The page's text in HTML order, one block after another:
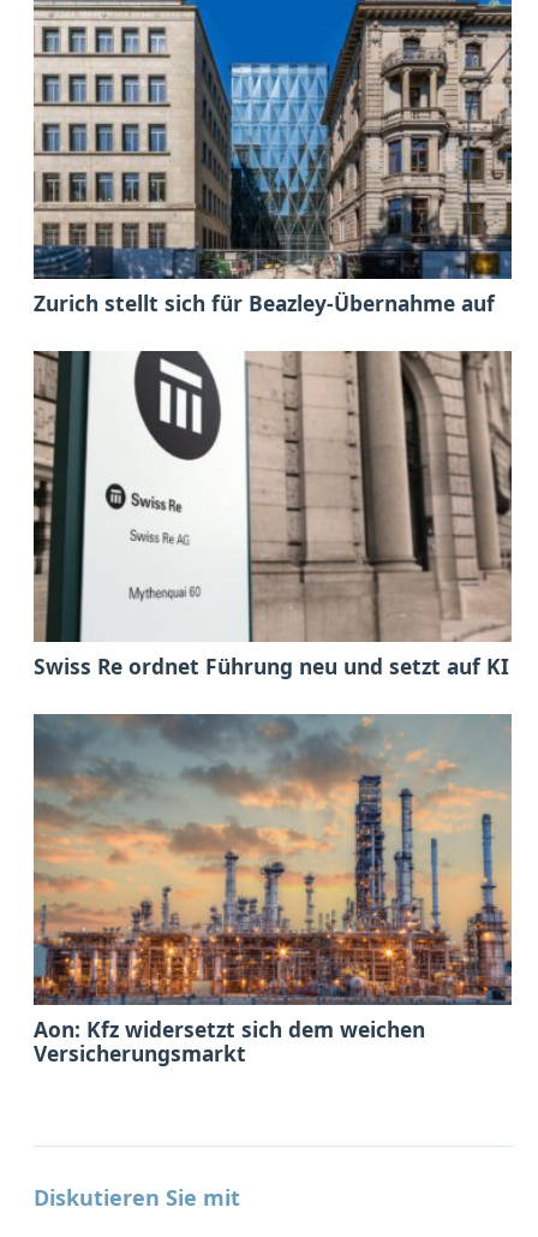
Zurich stellt sich für Beazley-Übernahme auf
Swiss Re ordnet Führung neu und setzt auf KI
Aon: Kfz widersetzt sich dem weichen
Versicherungsmarkt
Diskutieren Sie mit